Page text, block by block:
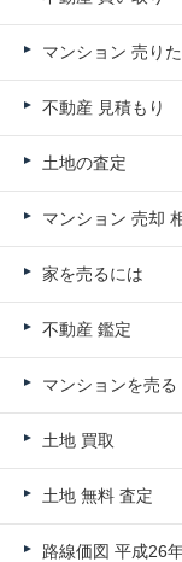
マンション 売り
不動産 見積もり
土地の査定
マンション 売却
家を売るには
不動産 鑑定
マンションを売る
土地 買取
土地 無料 査定
路線価図 平成26